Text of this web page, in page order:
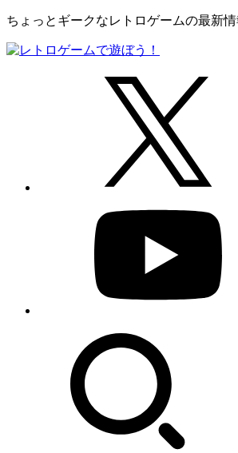
ちょっとギークなレトロゲームの最新情